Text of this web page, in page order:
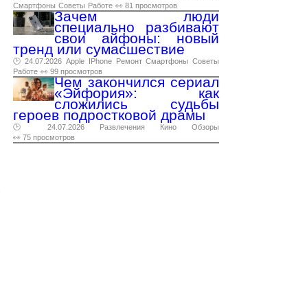
Смартфоны Советы Работе 👀 81 просмотров
Зачем люди
специально разбивают
свои айфоны: новый
тренд или сумасшествие
🕑 24.07.2026 Apple IPhone Ремонт Смартфоны Советы
Работе 👀 99 просмотров
Чем закончился сериал
«Эйфория»: как
сложились судьбы
героев подростковой драмы
🕑 24.07.2026 Развлечения Кино
Обзоры
👀 75 просмотров